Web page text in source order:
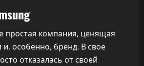
простая компания, ценящая
и, особенно, бренд. В своё
отказалась от своей